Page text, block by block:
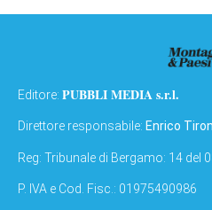
Editore: PUBBLI MEDIA s.r.l.
Direttore responsabile: Enrico
Reg: Tribunale di Bergamo: 14 del
P. IVA e Cod. Fisc.: 01975490986